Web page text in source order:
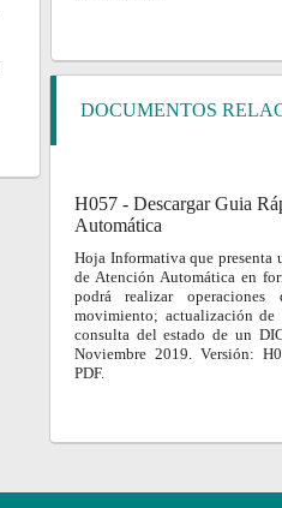
DOCUMENTOS
H057 - Descargar Guia
Automática
Hoja Informativa que presenta
de Atención Automática en
podrá realizar operaciones
movimiento; actualización de
consulta del estado de un
Noviembre 2019. Versión:
PDF.